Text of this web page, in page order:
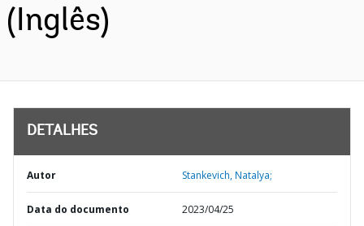
(Inglês)
DETALHES
Autor Stankevich, Natalya;
Data do documento 2023/04/25